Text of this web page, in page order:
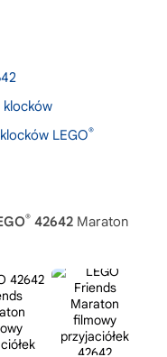
klocków
LEGO®
® 42642 Maraton